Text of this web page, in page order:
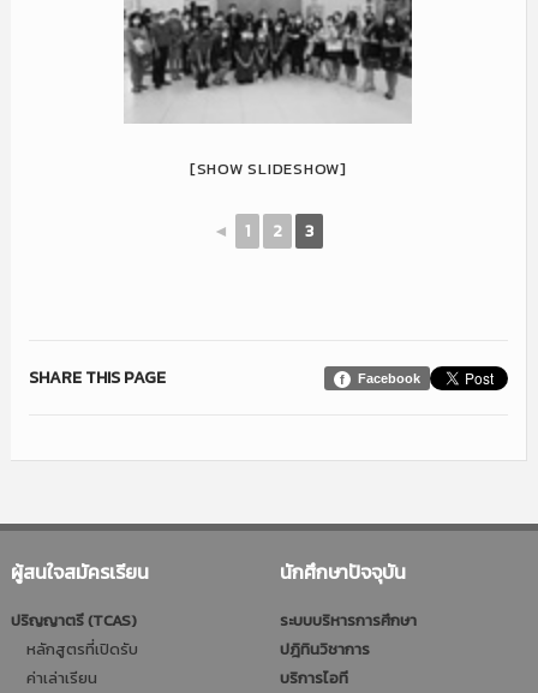
[SHOW SLIDESHOW]
◄ 1 2 3
Facebook
SHARE THIS PAGE
ผู้สนใจสมัครเรียน
ปริญญาตรี (TCAS)
หลักสูตรที่เปิดรับ
ค่าเล่าเรียน
นักศึกษาปัจจุบัน
ระบบบริหารการศึกษา
ปฎิทินวิชาการ
บริการไอที